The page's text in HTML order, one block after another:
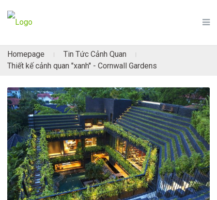
Homepage Tin Tức Cảnh Quan
Thiết kế cảnh quan "xanh" - Cornwall Gardens